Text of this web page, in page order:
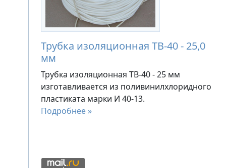
Трубка изоляционная ТВ-40 - 25,0
мм
Трубка изоляционная ТВ-40 - 25 мм
изготавливается из поливинилхлоридного
пластиката марки И 40-13.
Подробнее »